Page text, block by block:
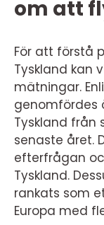
om att
För att förstå
Tyskland kan
mätningar.
genomfördes
Tyskland från
senaste året.
efterfrågan
Tyskland.
rankats som
Europa med